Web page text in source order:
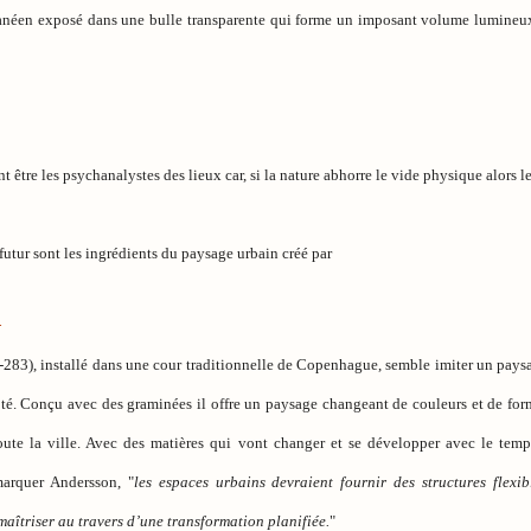
exposé dans une bulle transparente qui forme un imposant volume
être les psychanalystes des lieux car, si la nature abhorre le vide physique alors
sont les ingrédients du paysage urbain créé par
installé dans une cour traditionnelle de Copenhague, semble imiter un
Conçu avec des graminées il offre un paysage changeant de couleurs et de
la ville. Avec des matières qui vont changer et se développer avec le
Andersson, "les espaces urbains devraient fournir des structures
au travers d’une transformation planifiée. "